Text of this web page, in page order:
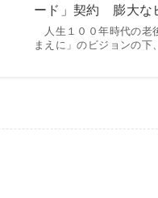
ード」契約 膨大な
人生１００年時代の老
まえに」のビジョンの